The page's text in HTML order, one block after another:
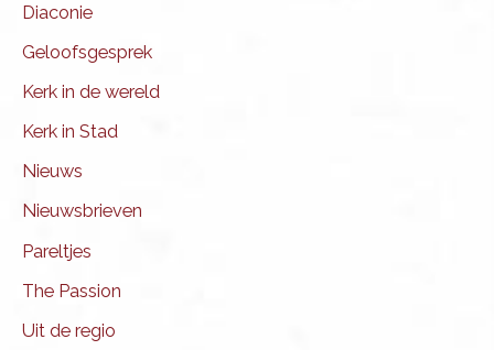
Diaconie
Geloofsgesprek
Kerk in de wereld
Kerk in Stad
Nieuws
Nieuwsbrieven
Pareltjes
The Passion
Uit de regio